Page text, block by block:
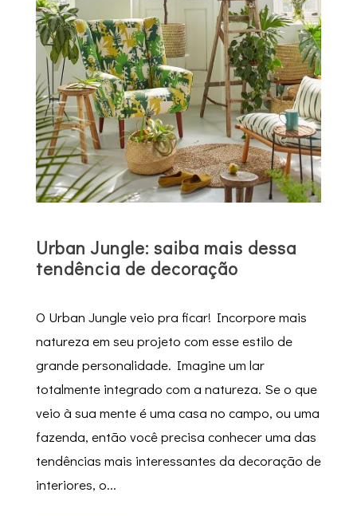
Urban Jungle: saiba mais dessa
tendência de decoração
O Urban Jungle veio pra ficar! Incorpore mais
natureza em seu projeto com esse estilo de
grande personalidade. Imagine um lar
totalmente integrado com a natureza. Se o que
veio à sua mente é uma casa no campo, ou uma
fazenda, então você precisa conhecer uma das
tendências mais interessantes da decoração de
interiores, o...